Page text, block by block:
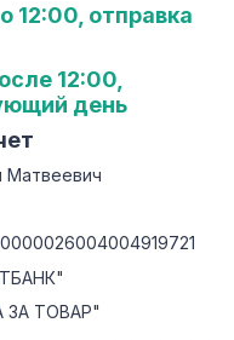
12:00, отправка
12:00,
день
Матвеевич
ЗА ТОВАР"